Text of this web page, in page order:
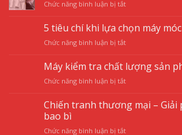
làm
niêm
của
Vỹ
Chức năng bình luận bị tắtở
túi
bao
mềm
thông
dụng
5 tiêu chí khi lựa chọn máy
Chức năng bình luận bị tắtở
tiêu
chí
khi
chọn
máy
ngành
Máy kiểm tra chất lượng sản
Chức năng bình luận bị tắtở
tra
lượng
Chiến tranh thương mại – Giải
bao bì
Chức năng bình luận bị tắtở